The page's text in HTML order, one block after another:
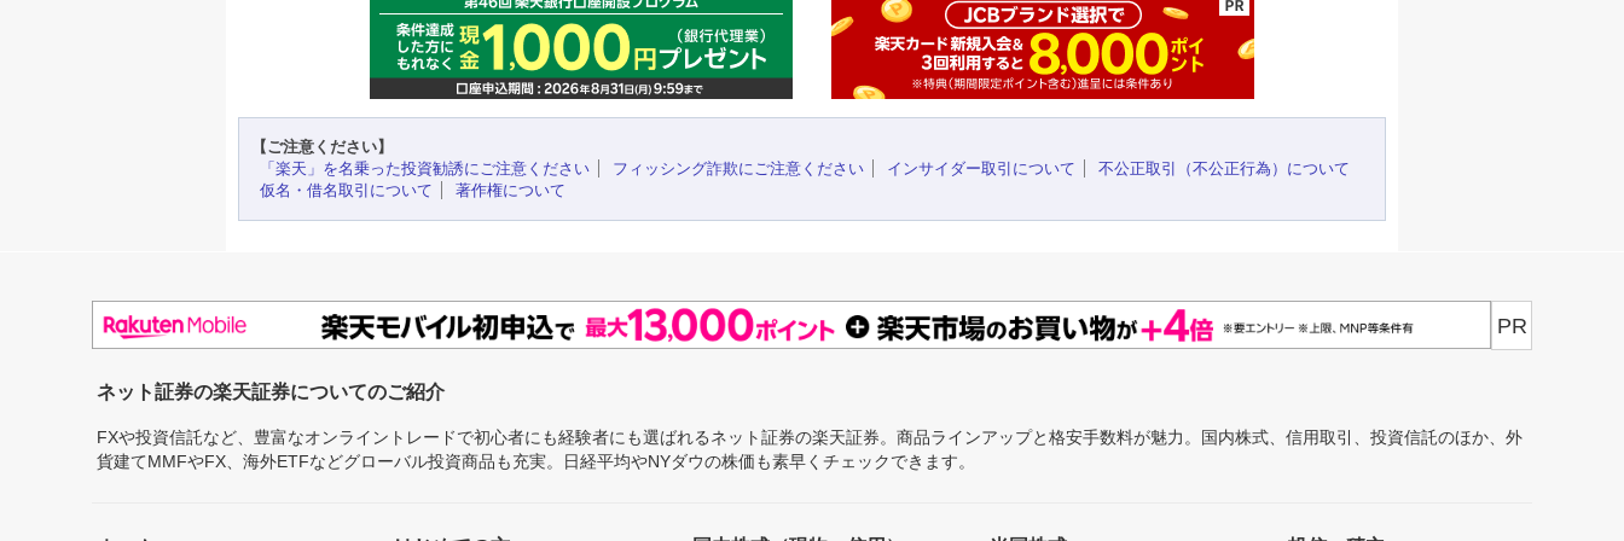
【ご注意ください】
「楽天」を名乗った投資勧誘にご注意ください
フィッシング詐欺にご注意ください インサイダー取引について
不公正取引（不公正行為）について
仮名・借名取引について
著作権について
PR
ネット証券の楽天証券についてのご紹介
FXや投資信託など、豊富なオンライントレードで初心者にも経験者にも選ばれるネット証券の楽天証券。商品ラインアップと格安手数料が魅力。国内株式、信用取引、投資信託のほか、外
貨建てMMFやFX、海外ETFなどグローバル投資商品も充実。日経平均やNYダウの株価も素早くチェックできます。